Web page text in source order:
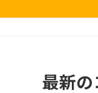
最新の